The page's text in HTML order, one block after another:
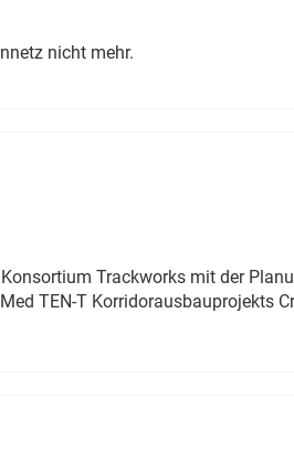
nicht mehr.
Trackworks mit der
TEN-T Korridorausbauprojekts